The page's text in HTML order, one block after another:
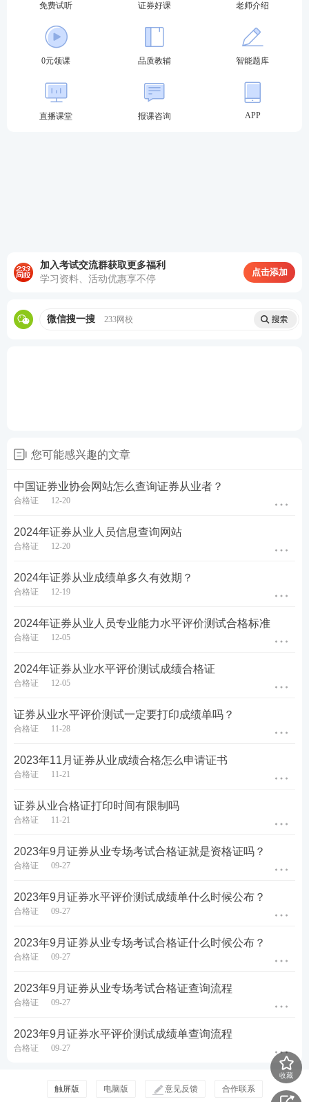
多选题 40分
判断题 30分
综合题 10分
2、河北证券专项业务水平评价测试题型题量
考试题型 题量分值 考试总分
一般业务水平评价测试采取闭卷机考形式，题型为客
题量均为120题，测试时间为120分钟，试卷正确率达
到60%以上，即为该科目达到基本要求。
难度或增大，提前备考才能掌握主动权，讲师王
佳荣、孙婧带你抢占先机一考通关，
2023年早日
拿下证书>
★目前证券教材大纲已换新
点，抢先拿证！赶紧来听金融大神王佳荣，为你
解密90%全真机考必考考点，提前避开考试的
从近几年考情来看，证券考试考查内容越来越细、范
围起来越广，很难从教材中找到重点！建议大家务必
摸透考情，保证足够的备考时间，制定科学的复习计
1 基础阶段：吃透教材，夯实基础
教材精讲班（学
习时长：57h/
根据教材或考试
大纲，全面讲解
实基础。
进入基础阶段
学习>>
习时长：4h/
科）
掌握真题考试应
用。
2 强化阶段：巩固考点，专项突破
习时长：6h/
科）
讲，针对性巩固
锁分
正确率
免费试听 证券好课 老师介绍
0元领课 品质教辅 智能题库
直播课堂 报课咨询 APP
加入考试交流群获取更多福利
学习资料、活动优惠享不停
点击添加
微信搜一搜 233网校
您可能感兴趣的文章
中国证券业协会网站怎么查询证券从业者？
合格证 12-20
2024年证券从业人员信息查询网站
合格证 12-20
2024年证券从业成绩单多久有效期？
合格证 12-19
2024年证券从业人员专业能力水平评价测试合格标准
合格证 12-05
2024年证券从业水平评价测试成绩合格证
合格证 12-05
证券从业水平评价测试一定要打印成绩单吗？
合格证 11-28
2023年11月证券从业成绩合格怎么申请证书
合格证 11-21
证券从业合格证打印时间有限制吗
合格证 11-21
2023年9月证券从业专场考试合格证就是资格证吗？
合格证 09-27
2023年9月证券水平评价测试成绩单什么时候公布？
合格证 09-27
2023年9月证券从业专场考试合格证什么时候公布？
合格证 09-27
2023年9月证券从业专场考试合格证查询流程
合格证 09-27
2023年9月证券水平评价测试成绩单查询流程
合格证 09-27
收藏
触屏版 电脑版 意见反馈 合作联系